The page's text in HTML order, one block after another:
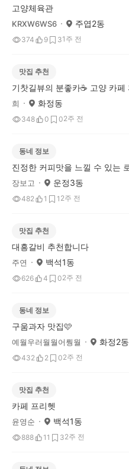
고양체육관
KRXW6WS6 주엽2동
374 9 31주 전
맛집 추천
희 화정동
348 0 02주 전
동네 정보
장보고 운정3동
482 1 1 2주 전
맛집 추천
대흥갈비 추천합니다
주연 백석1동
626 4 02주 전
동네 정보
구움과자 맛집🩷
예월우러월월어뤙월 화정2동
432 2 02주 전
맛집 추천
카페 프리헷
윤영순 백석1동
888 11 32주 전